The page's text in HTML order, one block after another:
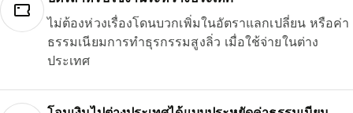
ไม่ต้องห่วงเรื่องโดนบวกเพิ่มในอัตราแลกเปลี่ยน หรือค่า
ธรรมเนียมการทำธุรกรรมสูงลิ่ว เมื่อใช้จ่ายในต่าง
ประเทศ